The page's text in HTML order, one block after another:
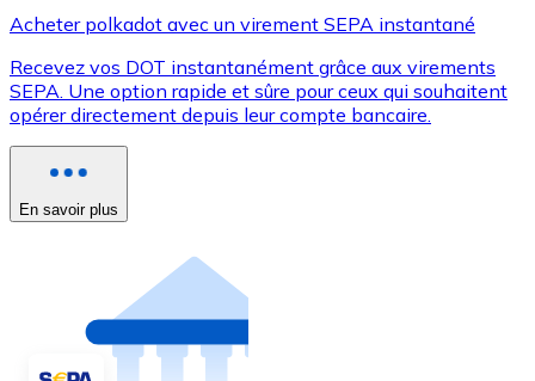
Acheter polkadot avec un virement SEPA instantané
Recevez vos DOT instantanément grâce aux virements
SEPA. Une option rapide et sûre pour ceux qui souhaitent
opérer directement depuis leur compte bancaire.
En savoir plus